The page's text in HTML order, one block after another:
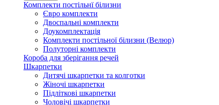
Комплекти постільнї білизни
Євро комплекти
Двоспальні комплекти
Доукомплектація
Комплекти постільної білизни (Велюр)
Полуторні комплекти
Короба для зберігання речей
Шкарпетки
Дитячі шкарпетки та колготки
Жіночі шкарпетки
Підліткові шкарпетки
Чоловічі шкарпетки